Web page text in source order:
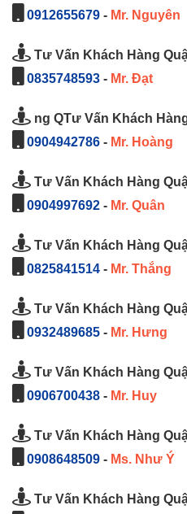
0912655679 - Mr. Nguyên
Tư Vấn Khách Hàng
0835748593 - Mr. Đạt
ng QTư Vấn Khách
0904942786 - Mr. Hoàng
Tư Vấn Khách Hàng
0904997692 - Mr. Quân
Tư Vấn Khách Hàng
0825841514 - Mr. Thắng
Tư Vấn Khách Hàng
0932489685 - Mr. Hưng
Tư Vấn Khách Hàng
0906700438 - Mr. Huy
Tư Vấn Khách Hàng
0908648509 - Ms. Như Ý
Tư Vấn Khách Hàng